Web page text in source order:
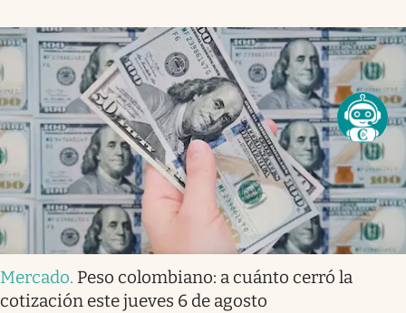
Mercado. Peso colombiano: a cuánto cerró la
cotización este jueves 6 de agosto